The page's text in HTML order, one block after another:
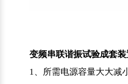
变频串联谐振试验成套装
1、所需电源容量大大减